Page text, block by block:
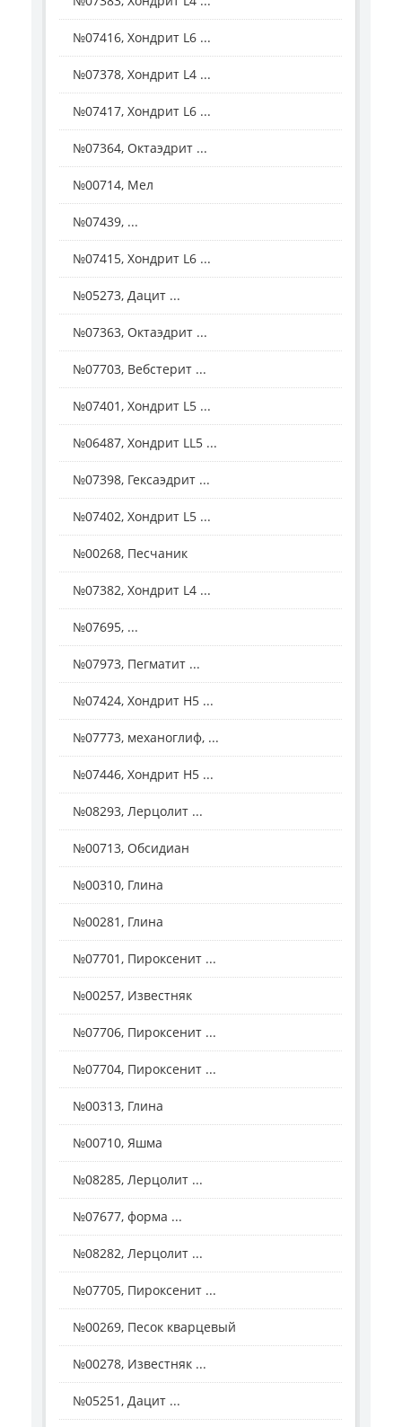
№07416, Хондрит L6 ...
№07378, Хондрит L4 ...
№07417, Хондрит L6 ...
№07364, Октаэдрит ...
№00714, Мел
№07439, ...
№07415, Хондрит L6 ...
№05273, Дацит ...
№07363, Октаэдрит ...
№07703, Вебстерит ...
№07401, Хондрит L5 ...
№06487, Хондрит LL5 ...
№07398, Гексаэдрит ...
№07402, Хондрит L5 ...
№00268, Песчаник
№07382, Хондрит L4 ...
№07695, ...
№07973, Пегматит ...
№07424, Хондрит Н5 ...
№07773, механоглиф, ...
№07446, Хондрит Н5 ...
№08293, Лерцолит ...
№00713, Обсидиан
№00310, Глина
№00281, Глина
№07701, Пироксенит ...
№00257, Известняк
№07706, Пироксенит ...
№07704, Пироксенит ...
№00313, Глина
№00710, Яшма
№08285, Лерцолит ...
№07677, форма ...
№08282, Лерцолит ...
№07705, Пироксенит ...
№00269, Песок кварцевый
№00278, Известняк ...
№05251, Дацит ...